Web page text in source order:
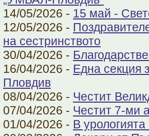
14/05/2026 - 15 май -
12/05/2026 -
на сестринството
30/04/2026 -
16/04/2026 - Една секция
Пловдив
08/04/2026 - Честит
07/04/2026 - Честит 7-ми
01/04/2026 - В урологията